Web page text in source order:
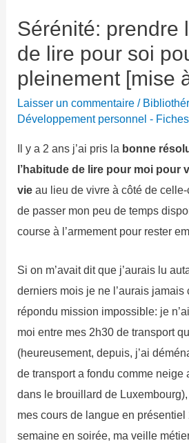
Sérénité: prendre
de lire pour soi
pleinement [mise
Laisser un commentaire /
Développement personnel -
Il y a 2 ans j’ai pris la bonne
l’habitude de lire pour moi pour
vie au lieu de vivre à côté de celle-
de passer mon peu de temps
course à l’armement pour rester
Si on m’avait dit que j’aurais lu
derniers mois je ne l’aurais jamais
répondu mission impossible: je
moi entre mes 2h30 de transport
(heureusement, depuis, j’ai
de transport a fondu comme neige
dans le brouillard de
mes cours de langue en présentiel
semaine en soirée, ma veille